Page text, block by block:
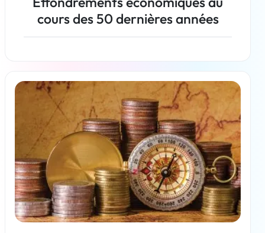
cours des 50 dernières années
En savoir plus